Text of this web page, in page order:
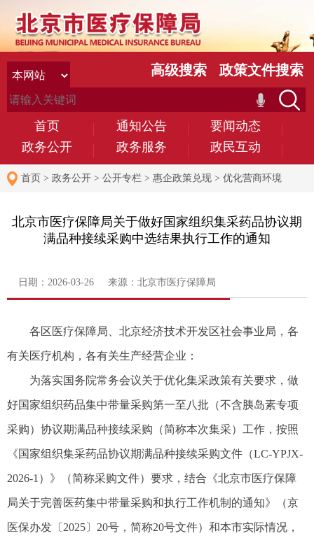
首页 通知公告
要闻动态
政务公开
政务服务 政民互动
高级搜索 政策文件搜索
首页 > 政务公开 > 公开专栏 > 惠企政策兑现 > 优化营商环境
北京市医疗保障局关于做好国家组织集采药品协议期
满品种接续采购中选结果执行工作的通知
日期：2026-03-26 来源：北京市医疗保障局
各区医疗保障局、北京经济技术开发区社会事业局，各
有关医疗机构，各有关生产经营企业：
为落实国务院常务会议关于优化集采政策有关要求，做
好国家组织药品集中带量采购第一至八批（不含胰岛素专项
采购）协议期满品种接续采购（简称本次集采）工作，按照
《国家组织集采药品协议期满品种接续采购文件（LC-YPJX-
2026-1）》（简称采购文件）要求，结合《北京市医疗保障
局关于完善医药集中带量采购和执行工作机制的通知》（京
医保办发〔2025〕20号，简称20号文件）和本市实际情况，